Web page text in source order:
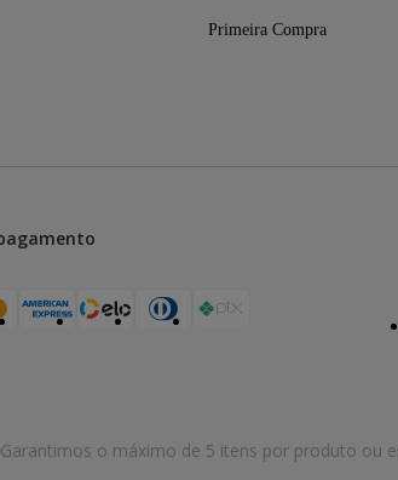
Primeira Compra
Garantimos o máximo de 5 itens por produto ou